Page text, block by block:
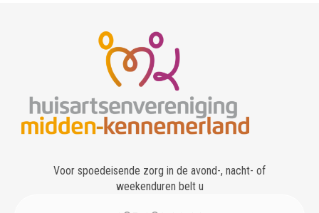
Voor spoedeisende zorg in de avond-, nacht- of
weekenduren belt u